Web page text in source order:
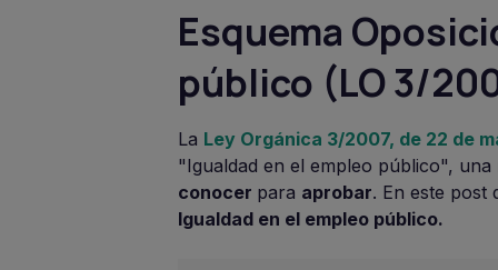
Esquema
público (LO 3/
La Ley Orgánica 3/2007, de 22 de
"Igualdad en el empleo público", una
conocer para aprobar. En este post
Igualdad en el empleo público.